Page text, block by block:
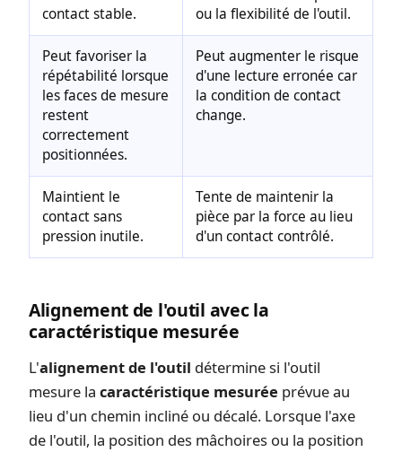
contact stable.
ou la flexibilité de l'outil.
Peut favoriser la
répétabilité lorsque
les faces de mesure
restent
correctement
positionnées.
Peut augmenter le risque
d'une lecture erronée car
la condition de contact
change.
Maintient le
contact sans
pression inutile.
Tente de maintenir la
pièce par la force au lieu
d'un contact contrôlé.
Alignement de l'outil avec la
caractéristique mesurée
L'alignement de l'outil détermine si l'outil
mesure la caractéristique mesurée prévue au
lieu d'un chemin incliné ou décalé. Lorsque l'axe
de l'outil, la position des mâchoires ou la position